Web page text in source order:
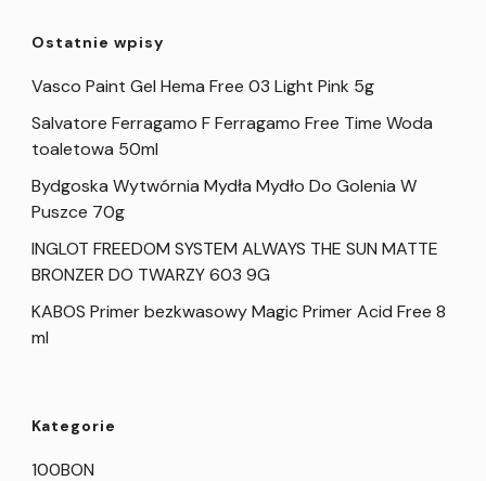
Ostatnie wpisy
Vasco Paint Gel Hema Free 03 Light Pink 5g
Salvatore Ferragamo F Ferragamo Free Time Woda
toaletowa 50ml
Bydgoska Wytwórnia Mydła Mydło Do Golenia W
Puszce 70g
INGLOT FREEDOM SYSTEM ALWAYS THE SUN MATTE
BRONZER DO TWARZY 603 9G
KABOS Primer bezkwasowy Magic Primer Acid Free 8
ml
Kategorie
100BON